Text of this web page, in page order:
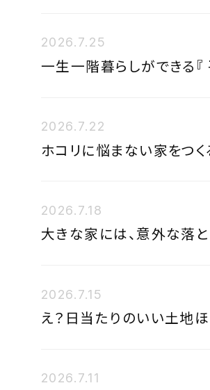
2026.7.25
一生一階暮らしができる
2026.7.22
ホコリに悩まない家をつく
2026.7.18
大きな家には、意外な落
2026.7.15
え？日当たりのいい土地
2026.7.11